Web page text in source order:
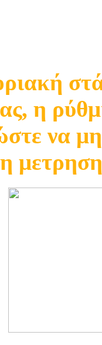
η
να
μετρηση